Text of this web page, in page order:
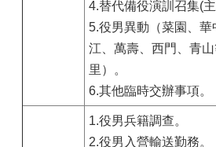
4.替代備役演訓召集(主
5.役男異動（菜園、華
江、萬壽、西門、青
里）。
6.其他臨時交辦事項。
1.役男兵籍調查。
2.役男入營輸送勤務。